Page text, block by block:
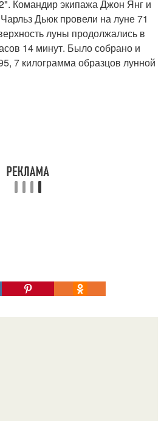
Командир экипажа Джон Янг и
Дьюк провели на луне 71
луны продолжались в
14 минут. Было собрано и
7 килограмма образцов лунной